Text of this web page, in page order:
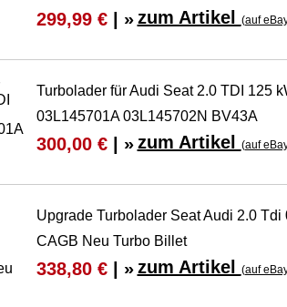
299,99 €| » zum Artikel (auf
Turbolader für Audi Seat 2.0 TDI 125
03L145701A 03L145702N BV43A
300,00 €| » zum Artikel (auf
Upgrade Turbolader Seat Audi 2.0
CAGB Neu Turbo Billet
338,80 €| » zum Artikel (auf